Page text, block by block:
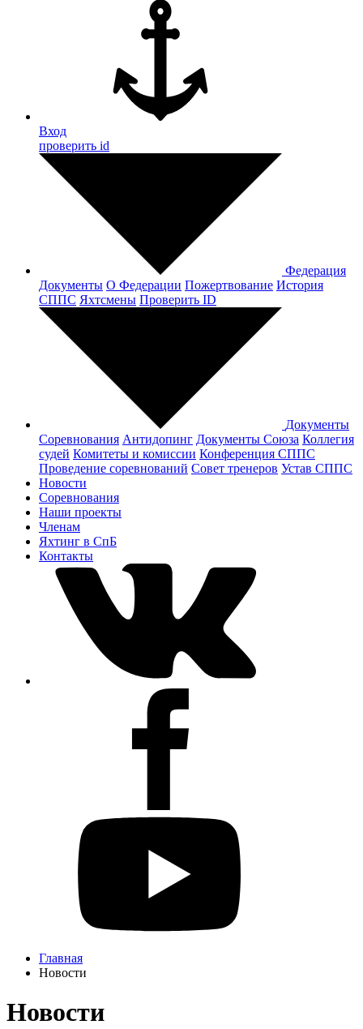
Вход
проверить id
Федерация
Документы О Федерации Пожертвование История
СППС Яхтсмены Проверить ID
Документы
Соревнования Антидопинг Документы Cоюза Коллегия
судей Комитеты и комиссии Конференция СППС
Проведение соревнований Совет тренеров Устав СППС
Новости
Соревнования
Наши проекты
Членам
Яхтинг в СпБ
Контакты
Главная
Новости
Новости